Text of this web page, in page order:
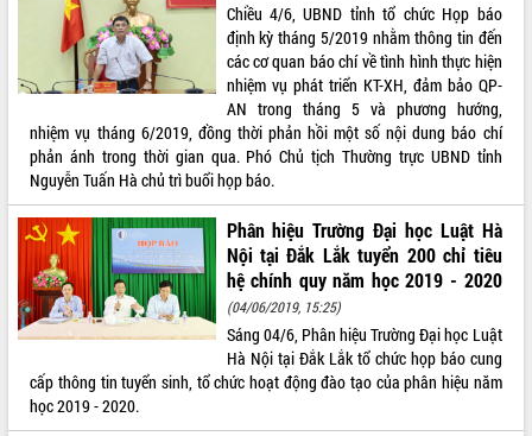
Trailer Lễ hội Sầu riêng Đắk Lắk năm
2026
Khám bệnh, cấp phát thuốc miễn phí
Hội nghị UBND tỉnh Đắk Lắk thường kỳ
tháng 7/2026
Chiều 4/6, UBND tỉnh tổ chức Họp báo
định kỳ tháng 5/2019 nhằm thông tin đến
các cơ quan báo chí về tình hình thực hiện
nhiệm vụ phát triển KT-XH, đảm bảo QP-
AN trong tháng 5 và phương hướng,
nhiệm vụ tháng 6/2019, đồng thời phản hồi một số nội dung báo chí
phản ánh trong thời gian qua. Phó Chủ tịch Thường trực UBND tỉnh
Nguyễn Tuấn Hà chủ trì buổi họp báo.
Phân hiệu Trường Đại học Luật Hà
Nội tại Đắk Lắk tuyển 200 chỉ tiêu
hệ chính quy năm học 2019 - 2020
(04/06/2019, 15:25)
Sáng 04/6, Phân hiệu Trường Đại học Luật
Hà Nội tại Đắk Lắk tổ chức họp báo cung
cấp thông tin tuyển sinh, tổ chức hoạt động đào tạo của phân hiệu năm
học 2019 - 2020.